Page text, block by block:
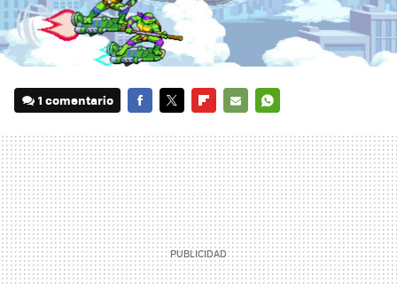
1 comentario
MAIL